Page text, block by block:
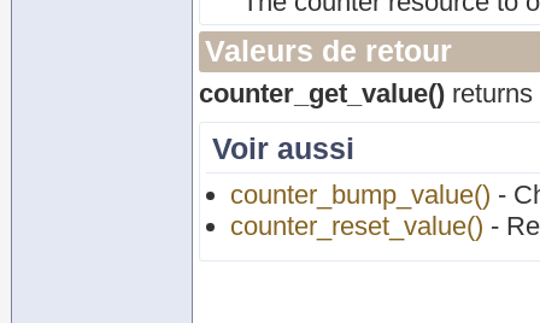
Valeurs de retour
counter_get_value()
Voir aussi
counter_bump_value() -
counter_reset_value() -